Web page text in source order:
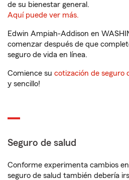
de su bienestar general.
Aquí puede ver más.
Edwin Ampiah-Addison en
comenzar después de que
seguro de vida en línea.
Comience su cotización de seguro
y sencillo!
Seguro de salud
Conforme experimenta cambios
seguro de salud también debería